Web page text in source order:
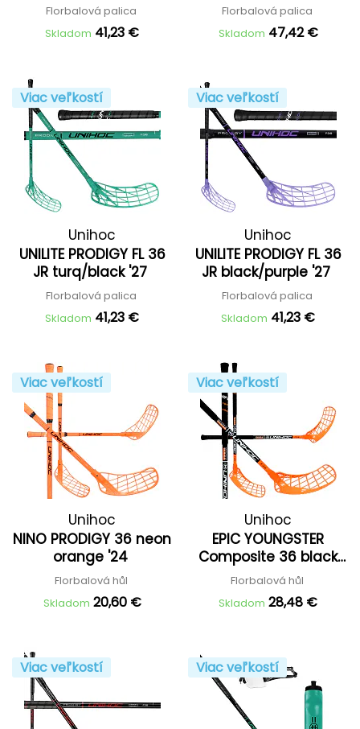
turquoise '26
Florbalová palica
Skladom 41,23 €
Florbalová palica
Skladom 47,42 €
Viac veľkostí
Unihoc
UNILITE PRODIGY FL 36
JR turq/black '27
Florbalová palica
Skladom 41,23 €
Viac veľkostí
Unihoc
UNILITE PRODIGY FL 36
JR black/purple '27
Florbalová palica
Skladom 41,23 €
Viac veľkostí
Unihoc
NINO PRODIGY 36 neon
orange '24
Florbalová hůl
Skladom 20,60 €
Viac veľkostí
Unihoc
EPIC YOUNGSTER
Composite 36 black
'23
Florbalová hůl
Skladom 28,48 €
Viac veľkostí Viac veľkostí